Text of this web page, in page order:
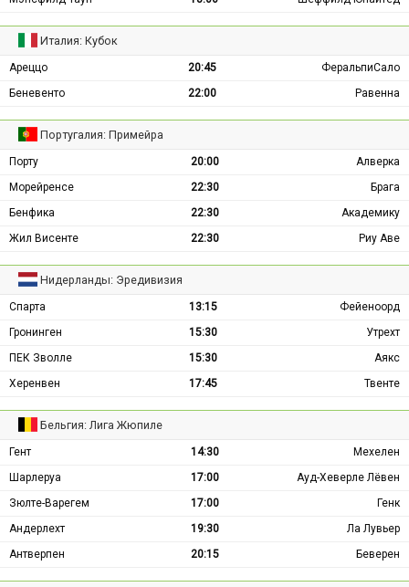
Италия: Кубок
Ареццо 20:45
ФеральпиСало
Беневенто
22:00 Равенна
Португалия: Примейра
Порту 20:00
Алверка
Морейренсе
22:30
Брага
Бенфика
22:30
Академику
Жил Висенте
22:30 Риу Аве
Нидерланды: Эредивизия
Спарта 13:15
Фейеноорд
Гронинген
15:30
Утрехт
ПЕК Зволле
15:30
Аякс
Херенвен
17:45 Твенте
Бельгия: Лига Жюпиле
Гент 14:30
Мехелен
Шарлеруа
17:00
Ауд-Хеверле Лёвен
Зюлте-Варегем
17:00
Генк
Андерлехт
19:30
Ла Лувьер
Антверпен
20:15 Беверен